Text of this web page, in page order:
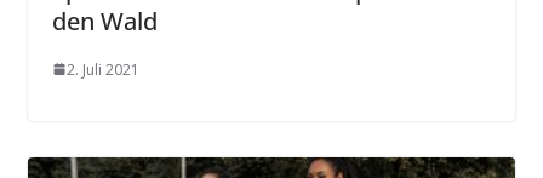
den Wald
2. Juli 2021